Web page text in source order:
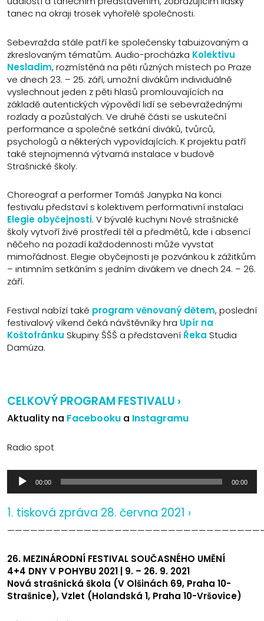
tanec na okraji trosek vyhořelé společnosti.
Sebevražda stále patří ke společensky tabuizovaným a
zkreslovaným tématům. Audio-procházka Kolektivu
Nesladim, rozmístěná na pěti různých místech po Praze
ve dnech 23. – 25. září, umožní divákům individuálně
vyslechnout jeden z pěti hlasů promlouvajících na
základě autentických výpovědí lidí se sebevražednými
rozlady a pozůstalých. Ve druhé části se uskuteční
performance a společné setkání diváků, tvůrců,
psychologů a některých vypovídajících. K projektu patří
také stejnojmenná výtvarná instalace v budově
Strašnické školy.
Choreograf a performer Tomáš Janypka Na konci
festivalu představí s kolektivem performativní instalaci
Elegie obyčejnosti. V bývalé kuchyni Nové strašnické
školy vytvoří živé prostředí těl a předmětů, kde i absencí
něčeho na pozadí každodennosti může vyvstat
mimořádnost. Elegie obyčejnosti je pozvánkou k zážitkům
– intimním setkáním s jedním divákem ve dnech 24. – 26.
září.
Festival nabízí také program věnovaný dětem, poslední
festivalový víkend čeká návštěvníky hra Upír na
Koštofránku Skupiny ŠŠŠ a představení Řeka Studia
Damúza.
CELKOVÝ PROGRAM FESTIVALU ›
Aktuality na Facebooku a Instagramu
Radio spot
Audio
přehrávač
00:00 00:00
1. tisková zpráva 28. června 2021 ›
26. MEZINÁRODNÍ FESTIVAL SOUČASNÉHO UMĚNÍ
4+4 DNY V POHYBU 2021 | 9. – 26. 9. 2021
Nová strašnická škola (V Olšinách 69, Praha 10-
Strašnice), Vzlet (Holandská 1, Praha 10-Vršovice)